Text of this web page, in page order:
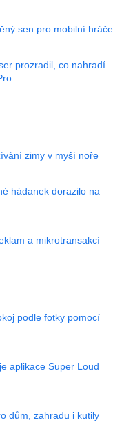
sen pro mobilní hráče
prozradil, co nahradí
zimy v myší noře
hádanek dorazilo na
a mikrotransakcí
podle fotky pomocí
aplikace Super Loud
dům, zahradu i kutily